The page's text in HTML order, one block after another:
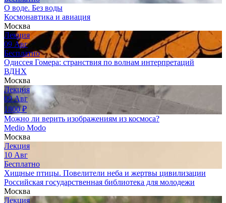
О воде. Без воды
Космонавтика и авиация
Москва
Лекция
09 Авг
Бесплатно
Одиссея Гомера: странствия по волнам интерпретаций
ВДНХ
Москва
Лекция
09 Авг
1800₽
Можно ли верить изображениям из космоса?
Medio Modo
Москва
Лекция
10 Авг
Бесплатно
Хищные птицы. Повелители неба и жертвы цивилизации
Российская государственная библиотека для молодежи
Москва
Лекция